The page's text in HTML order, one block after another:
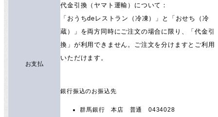
お支払
代金引換（ヤマト運輸）について：
「おうちdeレストラン（冷凍）」と「おせち（冷
蔵）」を両方同時にご注文の場合に限り、「代金引
換」が利用できません。ご注文を分けますとご利用
いただけます。
銀行振込のお振込先
群馬銀行 本店 普通 0434028